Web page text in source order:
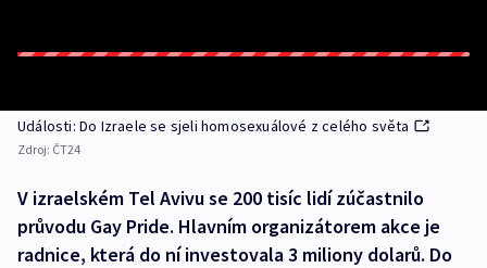
Události: Do Izraele se sjeli homosexuálové z celého světa
Zdroj: ČT24
V izraelském Tel Avivu se 200 tisíc lidí zúčastnilo
průvodu Gay Pride. Hlavním organizátorem akce je
radnice, která do ní investovala 3 miliony dolarů. Do